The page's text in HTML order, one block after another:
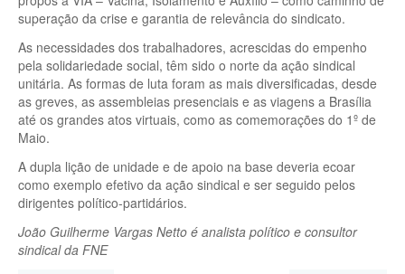
superação da crise e garantia de relevância do sindicato.
As necessidades dos trabalhadores, acrescidas do empenho
pela solidariedade social, têm sido o norte da ação sindical
unitária. As formas de luta foram as mais diversificadas, desde
as greves, as assembleias presenciais e as viagens a Brasília
até os grandes atos virtuais, como as comemorações do 1º de
Maio.
A dupla lição de unidade e de apoio na base deveria ecoar
como exemplo efetivo da ação sindical e ser seguido pelos
dirigentes político-partidários.
João Guilherme Vargas Netto é analista político e consultor
sindical da FNE